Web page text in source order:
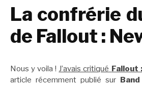
La confrérie
de Fallout :
Nous y voila ! J’avais critiqué Fallout
article récemment publié sur